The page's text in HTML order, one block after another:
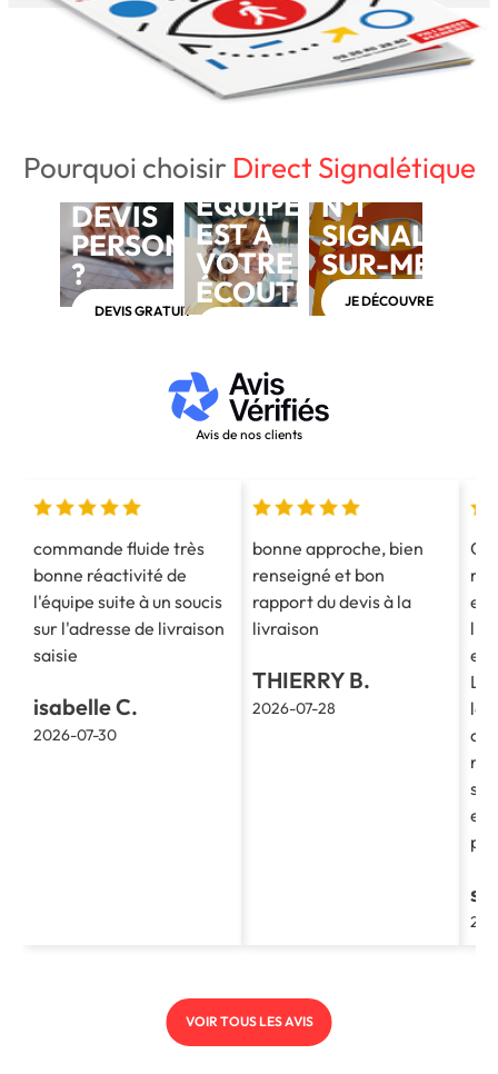
Pourquoi choisir Direct Signalétique
BESOIN D'UN
DEVIS
PERSONNALISÉ
?
DEVIS GRATUIT
NOTRE
ÉQUIPE
EST À
VOTRE
ÉCOUTE
N°1
SUR-
JE DÉCOUVRE
Avis de nos clients
commande fluide très
bonne réactivité de
l'équipe suite à un soucis
sur l'adresse de livraison
saisie
isabelle C.
2026-07-30
bonne approche, bien
renseigné et bon
rapport du devis à la
livraison
THIERRY B.
2026-07-28
est
et
La
le
et
VOIR TOUS LES AVIS